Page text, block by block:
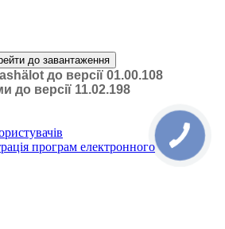
до завантаження
до версії 01.00.108
до версії 11.02.198
програм електронного